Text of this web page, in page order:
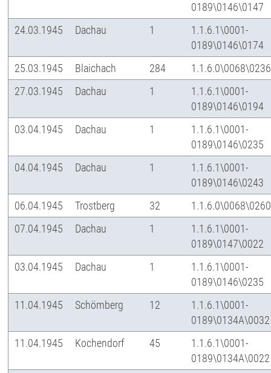
0189\0146\0147
24.03.1945
Dachau 1
1.1.6.1\0001-
0189\0146\0174
25.03.1945
Blaichach 284
1.1.6.0\0068\0236
27.03.1945
Dachau 1
1.1.6.1\0001-
0189\0146\0194
03.04.1945
Dachau 1
1.1.6.1\0001-
0189\0146\0235
04.04.1945
Dachau 1
1.1.6.1\0001-
0189\0146\0243
06.04.1945
Trostberg 32
1.1.6.0\0068\0260
07.04.1945
Dachau 1
1.1.6.1\0001-
0189\0147\0022
03.04.1945
Dachau 1
1.1.6.1\0001-
0189\0146\0235
11.04.1945
Schömberg 12
1.1.6.1\0001-
0189\0134A\0032
11.04.1945
Kochendorf 45
1.1.6.1\0001-
0189\0134A\0022